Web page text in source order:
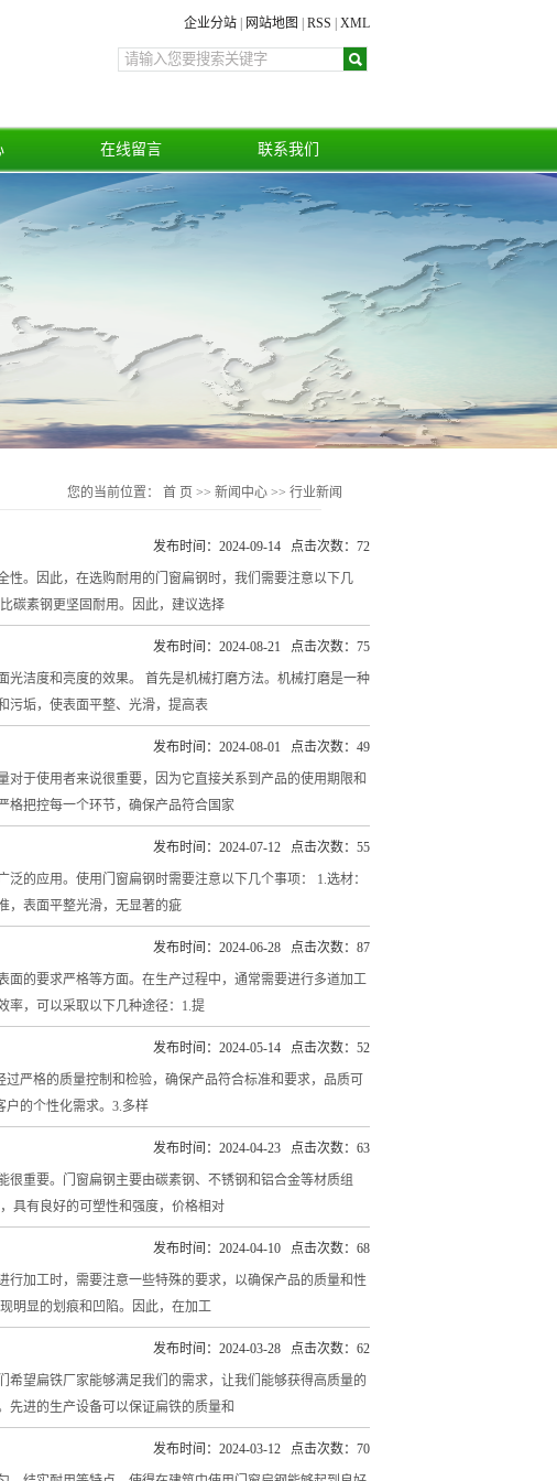
企业分站 网站地图 RSS XML
在线留言 联系我们
您的当前位置： 首 页 >> 新闻中心 >> 行业新闻
。因此，在选购耐用的门窗扁钢时，我们需要注意以下几
碳素钢更坚固耐用。因此，建议选择
发布时间：2024-09-14 点击次数：72
洁度和亮度的效果。 首先是机械打磨方法。机械打磨是一种
污垢，使表面平整、光滑，提高表
发布时间：2024-08-21 点击次数：75
于使用者来说很重要，因为它直接关系到产品的使用期限和
格把控每一个环节，确保产品符合国家
发布时间：2024-08-01 点击次数：49
的应用。使用门窗扁钢时需要注意以下几个事项： 1.选材：
，表面平整光滑，无显著的疵
发布时间：2024-07-12 点击次数：55
的要求严格等方面。在生产过程中，通常需要进行多道加工
率，可以采取以下几种途径：1.提
发布时间：2024-06-28 点击次数：87
严格的质量控制和检验，确保产品符合标准和要求，品质可
户的个性化需求。3.多样
发布时间：2024-05-14 点击次数：52
重要。门窗扁钢主要由碳素钢、不锈钢和铝合金等材质组
具有良好的可塑性和强度，价格相对
发布时间：2024-04-23 点击次数：63
加工时，需要注意一些特殊的要求，以确保产品的质量和性
明显的划痕和凹陷。因此，在加工
发布时间：2024-04-10 点击次数：68
望扁铁厂家能够满足我们的需求，让我们能够获得高质量的
先进的生产设备可以保证扁铁的质量和
发布时间：2024-03-28 点击次数：62
发布时间：2024-03-12 点击次数：70